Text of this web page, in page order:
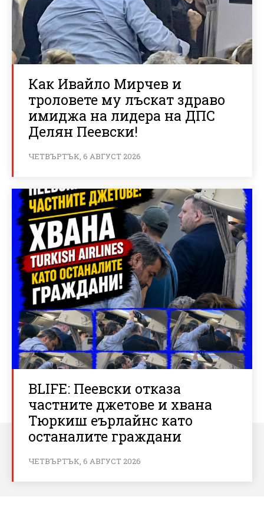
Как Ивайло Мирчев и
троловете му лъскат здраво
имиджа на лидера на ДПС
Делян Пеевски!
ЧЕТВЪРТЪК, 6 АВГУСТ 2026
BLIFE: Пеевски отказа
частните джетове и хвана
Тюркиш еърлайнс като
останалите граждани
ЧЕТВЪРТЪК, 6 АВГУСТ 2026